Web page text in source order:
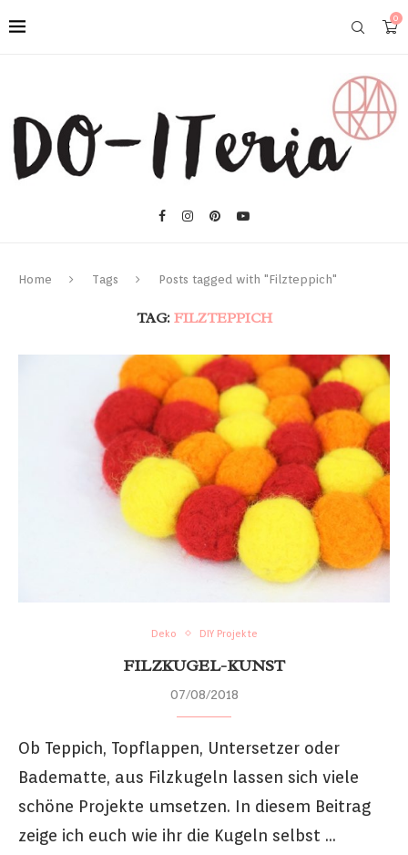
0
Home Tags Posts tagged with "Filzteppich"
TAG: FILZTEPPICH
Deko DIY Projekte
FILZKUGEL-KUNST
07/08/2018
Ob Teppich, Topflappen, Untersetzer oder
Badematte, aus Filzkugeln lassen sich viele
schöne Projekte umsetzen. In diesem Beitrag
zeige ich euch wie ihr die Kugeln selbst …